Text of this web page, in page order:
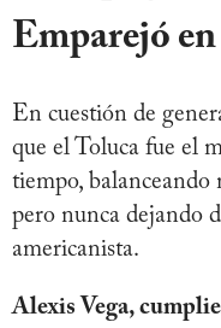
Emparejó
En cuestión de
que el Toluca fue el
tiempo, balanceando
pero nunca dejando
americanista.
Alexis Vega,